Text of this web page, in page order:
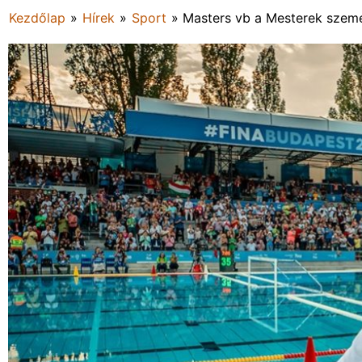
Kezdőlap » Hírek » Sport » Masters vb a Mesterek